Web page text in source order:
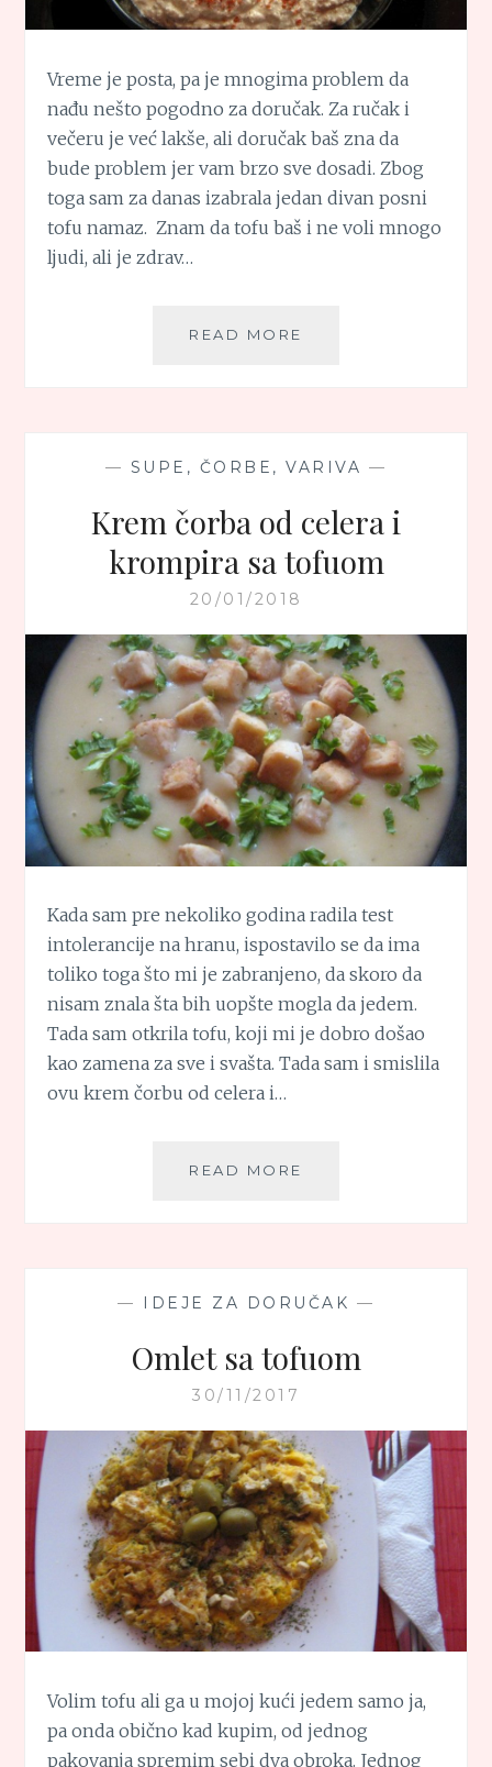
Vreme je posta, pa je mnogima problem da
nađu nešto pogodno za doručak. Za ručak i
večeru je već lakše, ali doručak baš zna da
bude problem jer vam brzo sve dosadi. Zbog
toga sam za danas izabrala jedan divan posni
tofu namaz. Znam da tofu baš i ne voli mnogo
ljudi, ali je zdrav…
READ MORE
— SUPE, ČORBE, VARIVA —
Krem čorba od celera i
krompira sa tofuom
20/01/2018
Kada sam pre nekoliko godina radila test
intolerancije na hranu, ispostavilo se da ima
toliko toga što mi je zabranjeno, da skoro da
nisam znala šta bih uopšte mogla da jedem.
Tada sam otkrila tofu, koji mi je dobro došao
kao zamena za sve i svašta. Tada sam i smislila
ovu krem čorbu od celera i…
READ MORE
SA
— IDEJE ZA DORUČAK —
Omlet sa tofuom
30/11/2017
Volim tofu ali ga u mojoj kući jedem samo ja,
pa onda obično kad kupim, od jednog
pakovanja spremim sebi dva obroka. Jednog